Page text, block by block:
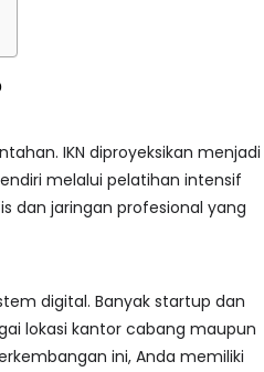
IKN diproyeksikan menjadi
melalui pelatihan intensif
dan jaringan profesional yang
digital. Banyak startup dan
lokasi kantor cabang maupun
ini, Anda memiliki